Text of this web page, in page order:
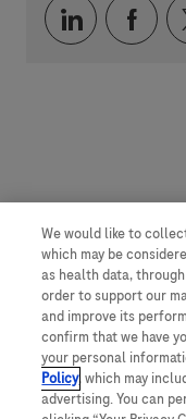
Über
We would like to
which may be
as health data,
order to support our
and improve its
confirm that we have
your personal
Policy, which may
advertising. You can